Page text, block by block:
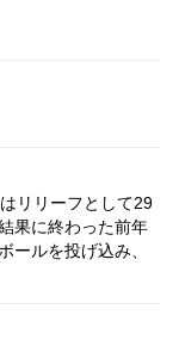
リリーフとして29
果に終わった前年
ールを投げ込み、